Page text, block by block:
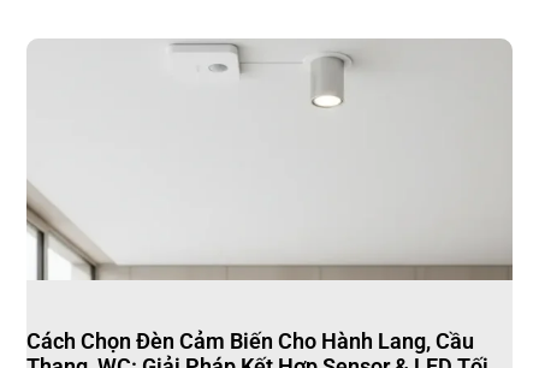
Cách Chọn Đèn Cảm Biến Cho Hành Lang, Cầu